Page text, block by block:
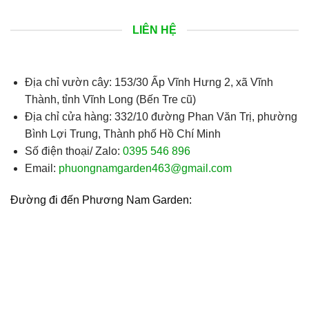
LIÊN HỆ
Địa chỉ vườn cây: 153/30 Ấp Vĩnh Hưng 2, xã Vĩnh
Thành, tỉnh Vĩnh Long (Bến Tre cũ)
Địa chỉ cửa hàng: 332/10 đường Phan Văn Trị, phường
Bình Lợi Trung, Thành phố Hồ Chí Minh
Số điện thoại/ Zalo: 0395 546 896
Email: phuongnamgarden463@gmail.com
Đường đi đến Phương Nam Garden: